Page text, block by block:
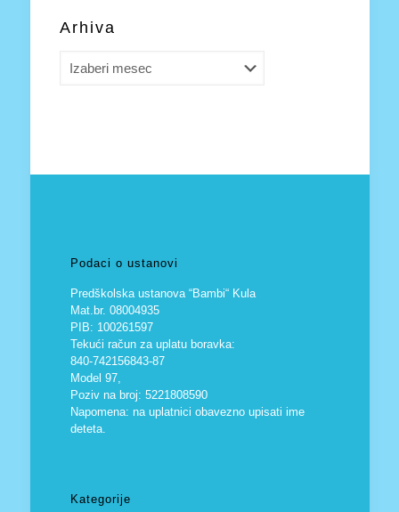
Arhiva
Podaci o ustanovi
Predškolska ustanova “Bambi“ Kula
Mat.br. 08004935
PIB: 100261597
Tekući račun za uplatu boravka:
840-742156843-87
Model 97,
Poziv na broj: 5221808590
Napomena: na uplatnici obavezno upisati ime
deteta.
Kategorije